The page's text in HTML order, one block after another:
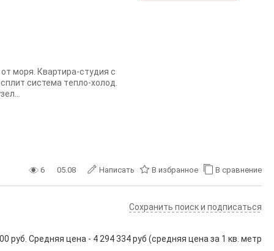
моря. Квaртиpа-студия с
cистемa тeплo-холoд.
6 05.08 Написать В избранное В сравнение
Сохранить поиск и подписаться
руб. Средняя цена - 4 294 334 руб (средняя цена за 1 кв. метр